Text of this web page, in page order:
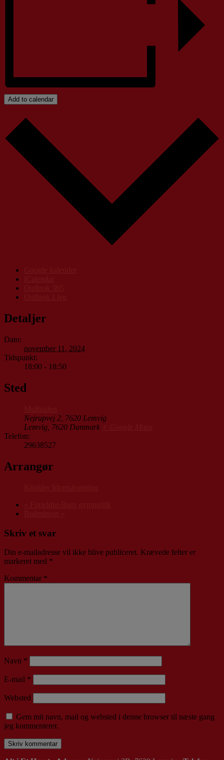
Add to calendar
Detaljer
Dato:
november 11, 2024
Tidspunkt:
18:00 - 18:50
Sted
Nejrupvej 2, 7620 Lemvig
Lemvig 7620 Danmark
Telefon:
29638527
Arrangør
Skriv et svar
Din e-mailadresse vil ikke blive publiceret. Krævede felter er
markeret med *
Kommentar *
Navn *
E-mail *
Websted
Gem mit navn, mail og websted i denne browser til næste gang
jeg kommenterer.